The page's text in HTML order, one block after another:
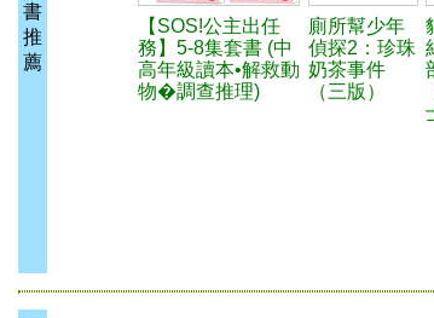
書
推
薦
【SOS!公主出任
務】5-8集套書 (中
高年級讀本•解救動
物�調查推理)
廁所幫少年
偵探2：珍珠
奶茶事件
（三版）